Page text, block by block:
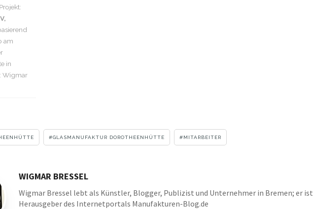
am
in
Wigmar
GLASMANUFAKTUR DOROTHEENHÜTTE MITARBEITER
WIGMAR BRESSEL
Wigmar Bressel lebt als Künstler, Blogger, Publizist und Unternehmer in Bremen; er ist
Herausgeber des Internetportals Manufakturen-Blog.de